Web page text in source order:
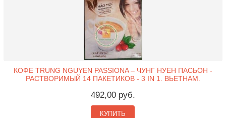
КОФЕ TRUNG NGUYEN PASSIONA – ЧУНГ НУЕН ПАСЬОН -
РАСТВОРИМЫЙ 14 ПАКЕТИКОВ - 3 IN 1. ВЬЕТНАМ.
492,00 руб.
КУПИТЬ